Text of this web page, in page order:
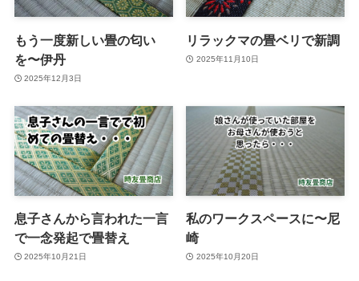
もう一度新しい畳の匂い
を〜伊丹
2025年12月3日
リラックマの畳ベリで新調
2025年11月10日
息子さんから言われた一言
で一念発起で畳替え
2025年10月21日
私のワークスペースに〜尼
崎
2025年10月20日